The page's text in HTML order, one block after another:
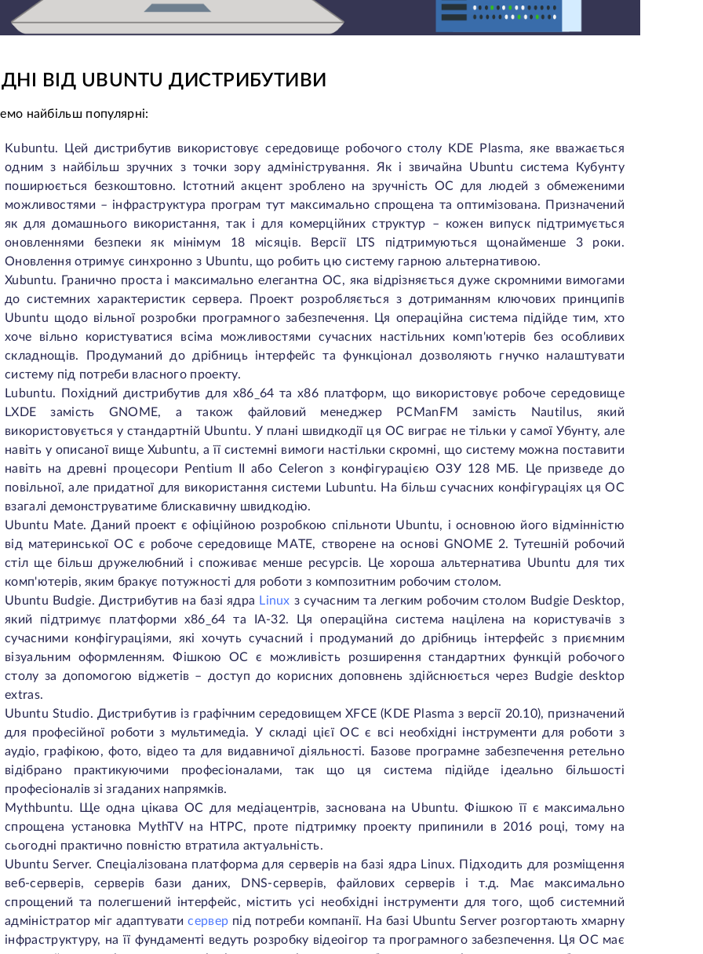
ВІД UBUNTU ДИСТРИБУТИВИ
найбільш популярні:
Kubuntu. Цей дистрибутив використовує середовище робочого столу KDE Plasma, яке вважається
одним з найбільш зручних з точки зору адміністрування. Як і звичайна Ubuntu система Кубунту
поширюється безкоштовно. Істотний акцент зроблено на зручність ОС для людей з обмеженими
можливостями – інфраструктура програм тут максимально спрощена та оптимізована. Призначений
як для домашнього використання, так і для комерційних структур – кожен випуск підтримується
оновленнями безпеки як мінімум 18 місяців. Версії LTS підтримуються щонайменше 3 роки.
Оновлення отримує синхронно з Ubuntu, що робить цю систему гарною альтернативою.
Xubuntu. Гранично проста і максимально елегантна ОС, яка відрізняється дуже скромними вимогами
до системних характеристик сервера. Проект розробляється з дотриманням ключових принципів
Ubuntu щодо вільної розробки програмного забезпечення. Ця операційна система підійде тим, хто
хоче вільно користуватися всіма можливостями сучасних настільних комп'ютерів без особливих
складнощів. Продуманий до дрібниць інтерфейс та функціонал дозволяють гнучко налаштувати
систему під потреби власного проекту.
Lubuntu. Похідний дистрибутив для x86_64 та x86 платформ, що використовує робоче середовище
LXDE замість GNOME, а також файловий менеджер PCManFM замість Nautilus, який
використовується у стандартній Ubuntu. У плані швидкодії ця ОС виграє не тільки у самої Убунту, але
навіть у описаної вище Xubuntu, а її системні вимоги настільки скромні, що систему можна поставити
навіть на древні процесори Pentium II або Celeron з конфігурацією ОЗУ 128 МБ. Це призведе до
повільної, але придатної для використання системи Lubuntu. На більш сучасних конфігураціях ця ОС
взагалі демонструватиме блискавичну швидкодію.
Ubuntu Mate. Даний проект є офіційною розробкою спільноти Ubuntu, і основною його відмінністю
від материнської ОС є робоче середовище MATE, створене на основі GNOME 2. Тутешній робочий
стіл ще більш дружелюбний і споживає менше ресурсів. Це хороша альтернатива Ubuntu для тих
комп'ютерів, яким бракує потужності для роботи з композитним робочим столом.
Ubuntu Budgie. Дистрибутив на базі ядра Linux з сучасним та легким робочим столом Budgie Desktop,
який підтримує платформи x86_64 та IA-32. Ця операційна система націлена на користувачів з
сучасними конфігураціями, які хочуть сучасний і продуманий до дрібниць інтерфейс з приємним
візуальним оформленням. Фішкою ОС є можливість розширення стандартних функцій робочого
столу за допомогою віджетів – доступ до корисних доповнень здійснюється через Budgie desktop
extras.
Ubuntu Studio. Дистрибутив із графічним середовищем XFCE (KDE Plasma з версії 20.10), призначений
для професійної роботи з мультимедіа. У складі цієї ОС є всі необхідні інструменти для роботи з
аудіо, графікою, фото, відео та для видавничої діяльності. Базове програмне забезпечення ретельно
відібрано практикуючими професіоналами, так що ця система підійде ідеально більшості
професіоналів зі згаданих напрямків.
Mythbuntu. Ще одна цікава ОС для медіацентрів, заснована на Ubuntu. Фішкою її є максимально
спрощена установка MythTV на HTPC, проте підтримку проекту припинили в 2016 році, тому на
сьогодні практично повністю втратила актуальність.
Ubuntu Server. Спеціалізована платформа для серверів на базі ядра Linux. Підходить для розміщення
веб-серверів, серверів бази даних, DNS-серверів, файлових серверів і т.д. Має максимально
спрощений та полегшений інтерфейс, містить усі необхідні інструменти для того, щоб системний
адміністратор міг адаптуватисервер під потреби компанії. На базі Ubuntu Server розгортають хмарну
інфраструктуру, на її фундаменті ведуть розробку відеоігор та програмного забезпечення. Ця ОС має